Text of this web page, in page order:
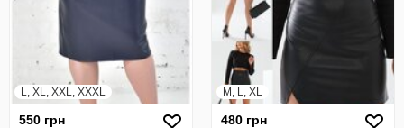
L, XL, XXL, XXXL
550 грн
M, L, XL
480 грн